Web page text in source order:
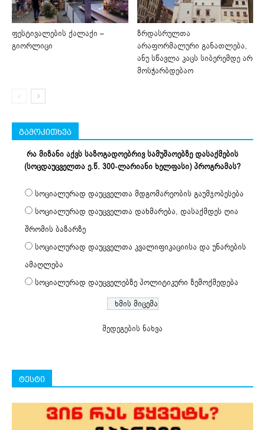
ფესტივალების ქალაქი –
გიორლიცი
ზრდასრულთა
არაფორმალური განათლება,
ანუ სწავლა კაცს სიბერემდე არ
მოსჭარბდებაო
გამოკითხვა
რა მიზანი აქვს საზოგადოებრივ სამუშაოებზე დასაქმების
(სოცდაუცველთა ე.წ. 300-ლარიანი ხელფასი) პროგრამას?
სოციალურად დაუცველთა მდგომარეობის გაუმჯობესება
სოციალურად დაუცველთა დახმარება, დასაქმდეს ღია
შრომის ბაზარზე
სოციალურად დაუცველთა კვალიფიკაციისა და უნარების
ამაღლება
სოციალურად დაუცველებზე პოლიტიკური ზემოქმედება
შედეგების ნახვა
ტესტი